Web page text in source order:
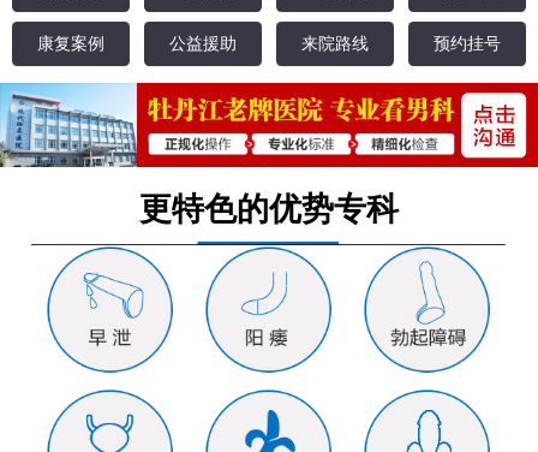
康复案例 公益援助 来院路线 预约挂号
更特色的优势专科